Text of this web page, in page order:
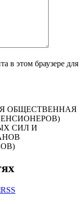
в этом браузере для
ОБЩЕСТВЕННАЯ
СИЛ И